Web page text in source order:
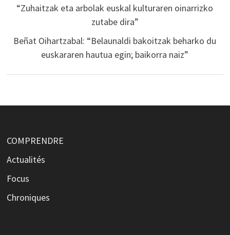
“Zuhaitzak eta arbolak euskal kulturaren oinarrizko
zutabe dira”
Beñat Oihartzabal: “Belaunaldi bakoitzak beharko du
euskararen hautua egin; baikorra naiz”
COMPRENDRE
Actualités
Focus
Chroniques